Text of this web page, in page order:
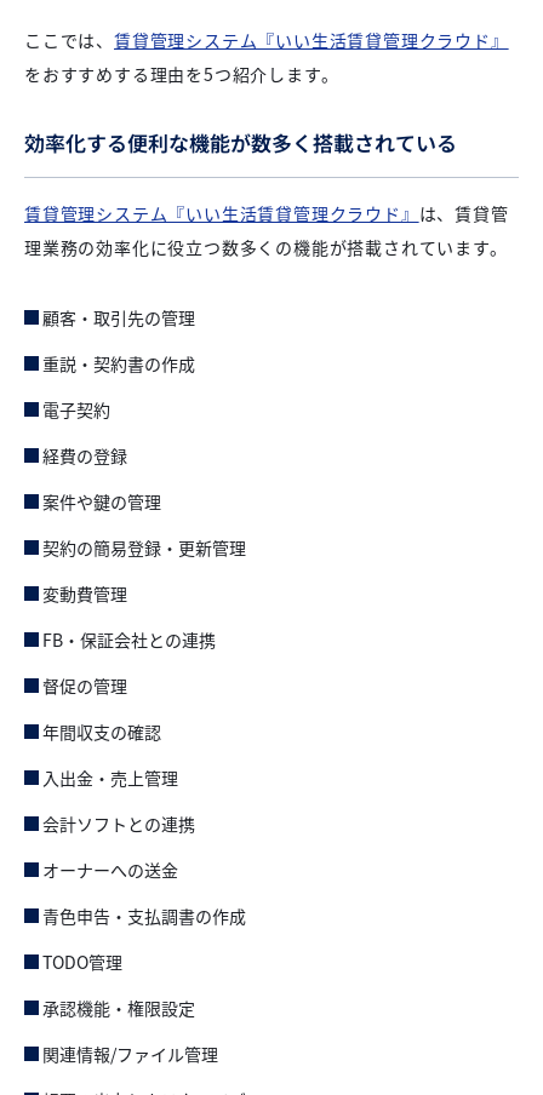
ここでは、 賃貸管理システム『いい生活賃貸管理クラウド』
をおすすめする理由を5つ紹介します。
効率化する便利な機能が数多く搭載されている
賃貸管理システム『いい生活賃貸管理クラウド』 は、賃貸管
理業務の効率化に役立つ数多くの機能が搭載されています。
顧客・取引先の管理
重説・契約書の作成
電子契約
経費の登録
案件や鍵の管理
契約の簡易登録・更新管理
変動費管理
FB・保証会社との連携
督促の管理
年間収支の確認
入出金・売上管理
会計ソフトとの連携
オーナーへの送金
青色申告・支払調書の作成
TODO管理
承認機能・権限設定
関連情報/ファイル管理